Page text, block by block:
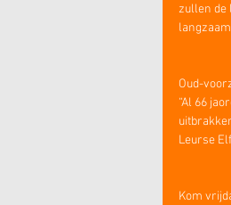
zullen de
Oud-
“Al 66
Leurse
Kom